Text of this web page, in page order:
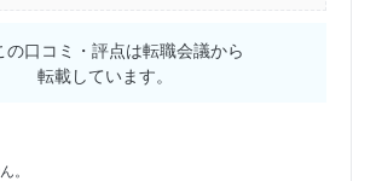
口コミ・評点は転職会議から
転載しています。
。